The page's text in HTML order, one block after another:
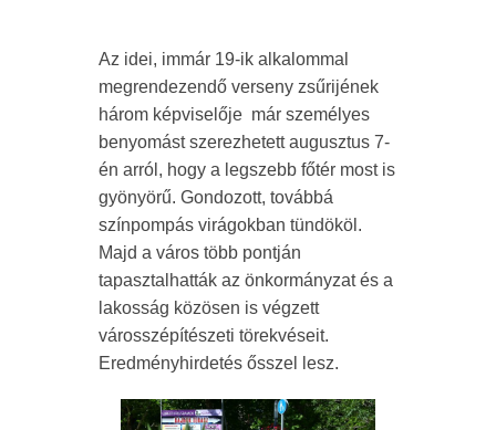
Az idei, immár 19-ik alkalommal
megrendezendő verseny zsűrijének
három képviselője már személyes
benyomást szerezhetett augusztus 7-
én arról, hogy a legszebb főtér most is
gyönyörű. Gondozott, továbbá
színpompás virágokban tündököl.
Majd a város több pontján
tapasztalhatták az önkormányzat és a
lakosság közösen is végzett
városszépítészeti törekvéseit.
Eredményhirdetés ősszel lesz.